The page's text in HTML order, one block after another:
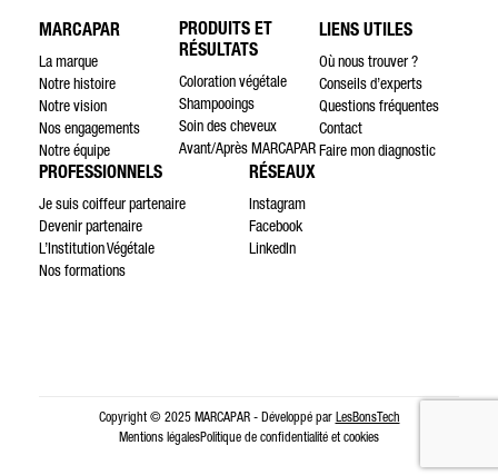
MARCAPAR
La marque
Notre histoire
Notre vision
Nos engagements
Notre équipe
PRODUITS ET
RÉSULTATS
Coloration végétale
Shampooings
Soin des cheveux
Avant/Après MARCAPAR
LIENS UTILES
Où nous trouver ?
Conseils d’experts
Questions fréquentes
Contact
Faire mon diagnostic
PROFESSIONNELS
Je suis coiffeur partenaire
Devenir partenaire
L’Institution Végétale
Nos formations
RÉSEAUX
Instagram
Facebook
LinkedIn
Copyright © 2025 MARCAPAR - Développé par LesBonsTech
Mentions légalesPolitique de confidentialité et cookies